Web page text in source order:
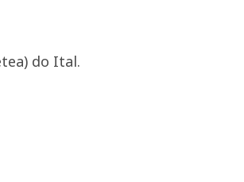
do Ital.